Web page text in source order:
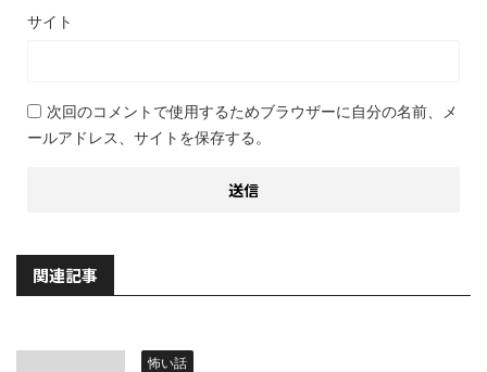
サイト
次回のコメントで使用するためブラウザーに自分の名前、メ
ールアドレス、サイトを保存する。
関連記事
怖い話